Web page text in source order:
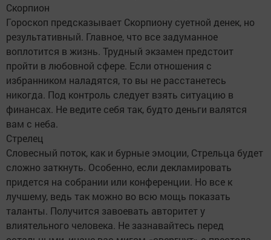
Скорпион
Гороскоп предсказывает Скорпиону суетной денек, но
результативный. Главное, что все задуманное
воплотится в жизнь. Трудный экзамен предстоит
пройти в любовной сфере. Если отношения с
избранником наладятся, то вы не расстанетесь
никогда. Под контроль следует взять ситуацию в
финансах. Не ведите себя так, будто деньги валятся
вам с неба.
Стрелец
Словесный поток, как и бурные эмоции, Стрельца будет
сложно заткнуть. Особенно, если декламировать
придется на собрании или конференции. Но все к
лучшему, ведь так можно во всю мощь показать
таланты. Получится завоевать авторитет у
влиятельного человека. Не зазнавайтесь перед